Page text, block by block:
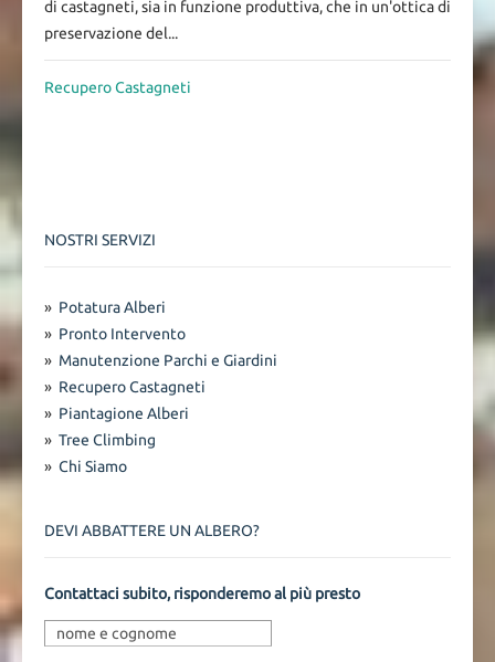
di castagneti, sia in funzione produttiva, che in un'ottica di
preservazione del...
Recupero Castagneti
NOSTRI SERVIZI
» Potatura Alberi
» Pronto Intervento
» Manutenzione Parchi e Giardini
» Recupero Castagneti
» Piantagione Alberi
» Tree Climbing
» Chi Siamo
DEVI ABBATTERE UN ALBERO?
Contattaci subito, risponderemo al più presto